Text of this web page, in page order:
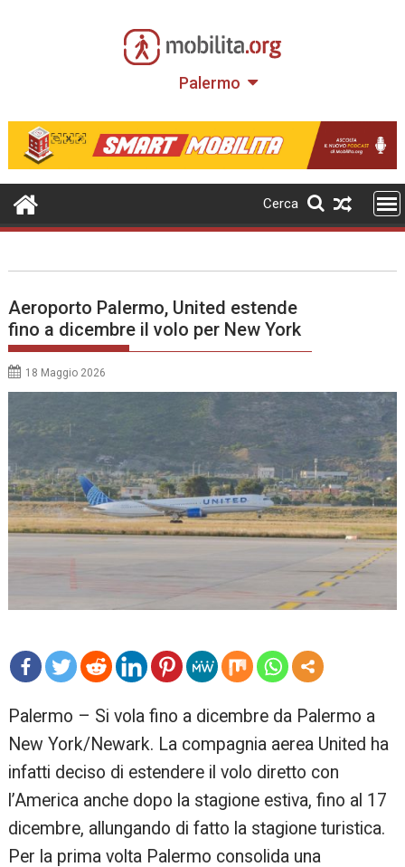
Palermo
Cerca
Aeroporto Palermo, United estende
fino a dicembre il volo per New York
18 Maggio 2026
re
Palermo – Si vola fino a dicembre da Palermo a
New York/Newark. La compagnia aerea United ha
infatti deciso di estendere il volo diretto con
l’America anche dopo la stagione estiva, fino al 17
dicembre, allungando di fatto la stagione turistica.
Per la prima volta Palermo consolida una